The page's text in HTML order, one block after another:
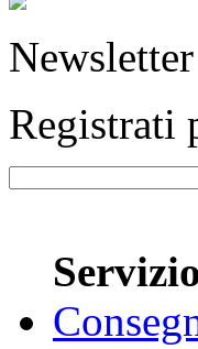
Newsletter
Registrati